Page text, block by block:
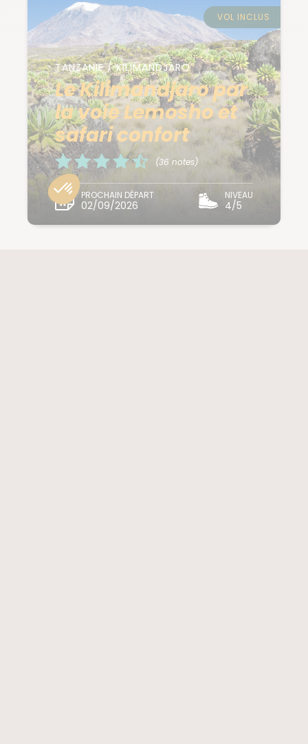
TANZANIE / KILIMANDJARO
Le Kilimandjaro par
la voie Lemosho et
safari confort
(36 notes)
PROCHAIN DÉPART
02/09/2026
NIVEAU
4/5
VOL INCLUS